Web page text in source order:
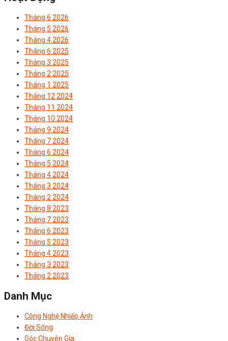
Tháng 6 2026
Tháng 5 2026
Tháng 4 2026
Tháng 6 2025
Tháng 3 2025
Tháng 2 2025
Tháng 1 2025
Tháng 12 2024
Tháng 11 2024
Tháng 10 2024
Tháng 9 2024
Tháng 7 2024
Tháng 6 2024
Tháng 5 2024
Tháng 4 2024
Tháng 3 2024
Tháng 2 2024
Tháng 8 2023
Tháng 7 2023
Tháng 6 2023
Tháng 5 2023
Tháng 4 2023
Tháng 3 2023
Tháng 2 2023
Danh Mục
Công Nghệ Nhiếp Ảnh
Đời Sống
Góc Chuyên Gia